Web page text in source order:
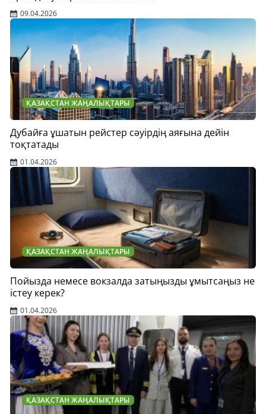
09.04.2026
ҚАЗАҚСТАН ЖАҢАЛЫҚТАРЫ
Дубайға ұшатын рейстер сәуірдің аяғына дейін
тоқтатады
01.04.2026
ҚАЗАҚСТАН ЖАҢАЛЫҚТАРЫ
Пойызда немесе вокзалда затыңызды ұмытсаңыз не
істеу керек?
01.04.2026
ҚАЗАҚСТАН ЖАҢАЛЫҚТАРЫ